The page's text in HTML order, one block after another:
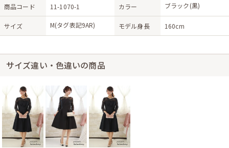
商品コード 11-1070-1 カラー ブラック(黒)
サイズ M(タグ表記9AR) モデル身長 160cm
サイズ違い・色違いの商品